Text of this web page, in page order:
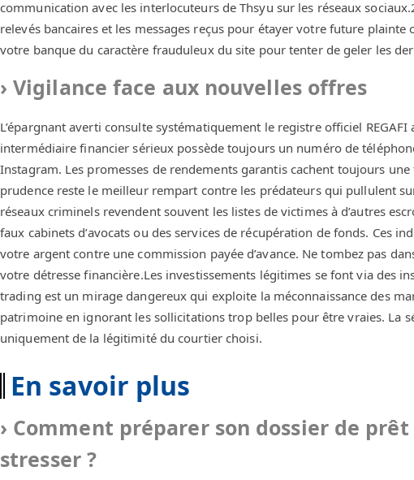
communication avec les interlocuteurs de Thsyu sur les réseaux
relevés bancaires et les messages reçus pour étayer votre future plainte
votre banque du caractère frauduleux du site pour tenter de geler les
Vigilance face aux nouvelles offres
L’épargnant averti consulte systématiquement le registre officiel
intermédiaire financier sérieux possède toujours un numéro de
Instagram. Les promesses de rendements garantis cachent toujours
prudence reste le meilleur rempart contre les prédateurs qui pullulent
réseaux criminels revendent souvent les listes de victimes à d’autres
faux cabinets d’avocats ou des services de récupération de fonds. Ces
votre argent contre une commission payée d’avance. Ne tombez pas
votre détresse financière.Les investissements légitimes se font via des
trading est un mirage dangereux qui exploite la méconnaissance des
patrimoine en ignorant les sollicitations trop belles pour être vraies. La
uniquement de la légitimité du courtier choisi.
En savoir plus
Comment préparer son dossier de
stresser ?